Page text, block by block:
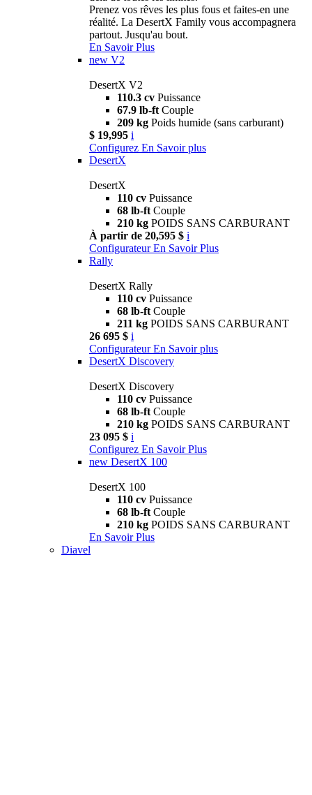
Prenez vos rêves les plus fous et faites-en une
réalité. La DesertX Family vous accompagnera
partout. Jusqu'au bout.
En Savoir Plus
new V2
DesertX V2
110.3 cv Puissance
67.9 lb-ft Couple
209 kg Poids humide (sans carburant)
$ 19,995 i
Configurez En Savoir plus
DesertX
DesertX
110 cv Puissance
68 lb-ft Couple
210 kg POIDS SANS CARBURANT
À partir de 20,595 $ i
Configurateur En Savoir Plus
Rally
DesertX Rally
110 cv Puissance
68 lb-ft Couple
211 kg POIDS SANS CARBURANT
26 695 $ i
Configurateur En Savoir plus
DesertX Discovery
DesertX Discovery
110 cv Puissance
68 lb-ft Couple
210 kg POIDS SANS CARBURANT
23 095 $ i
Configurez En Savoir Plus
new DesertX 100
DesertX 100
110 cv Puissance
68 lb-ft Couple
210 kg POIDS SANS CARBURANT
En Savoir Plus
Diavel